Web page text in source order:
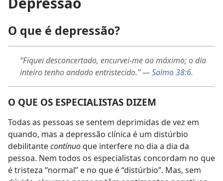
O que é depressão?
“Fiquei desconcertado, encurvei-me ao máximo; o dia
inteiro tenho andado entristecido.” —Salmo 38:6.
O QUE OS ESPECIALISTAS DIZEM
Todas as pessoas se sentem deprimidas de vez em
quando, mas a depressão clínica é um distúrbio
debilitantecontínuoque interfere no dia a dia da
pessoa. Nem todos os especialistas concordam no que
é tristeza “normal” e no que é “distúrbio”. Mas, sem